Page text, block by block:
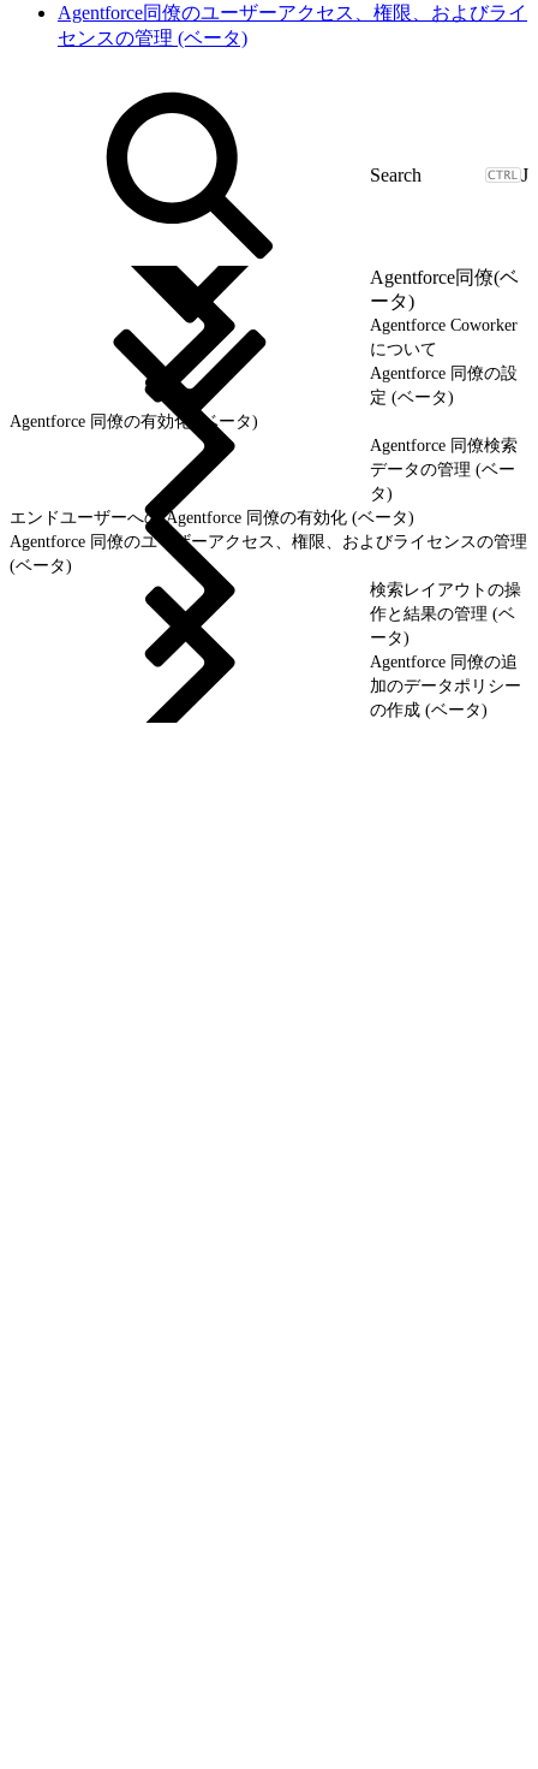
Agentforce同僚のユーザーアクセス、権限、およびライ
センスの管理 (ベータ)
J
Agentforce同僚(ベ
ータ)
Agentforce Coworker
について
Agentforce 同僚の設
定 (ベータ)
Agentforce 同僚の有効化 (ベータ)
Agentforce 同僚検索
データの管理 (ベー
タ)
エンドユーザーへの Agentforce 同僚の有効化 (ベータ)
Agentforce 同僚のユーザーアクセス、権限、およびライセンスの管理
(ベータ)
検索レイアウトの操
作と結果の管理 (ベ
ータ)
Agentforce 同僚の追
加のデータポリシー
の作成 (ベータ)